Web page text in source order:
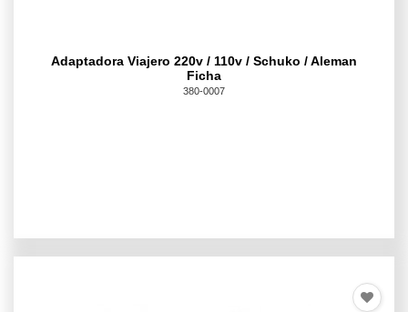
Adaptadora Viajero 220v / 110v / Schuko / Aleman
Ficha
380-0007